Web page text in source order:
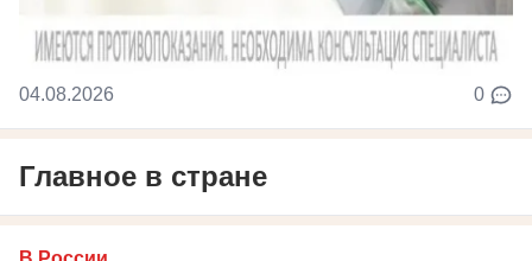
04.08.2026 0
Главное в стране